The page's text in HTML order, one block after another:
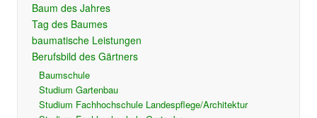
Baum des Jahres
Tag des Baumes
baumatische Leistungen
Berufsbild des Gärtners
Baumschule
Studium Gartenbau
Studium Fachhochschule Landespflege/Architektur